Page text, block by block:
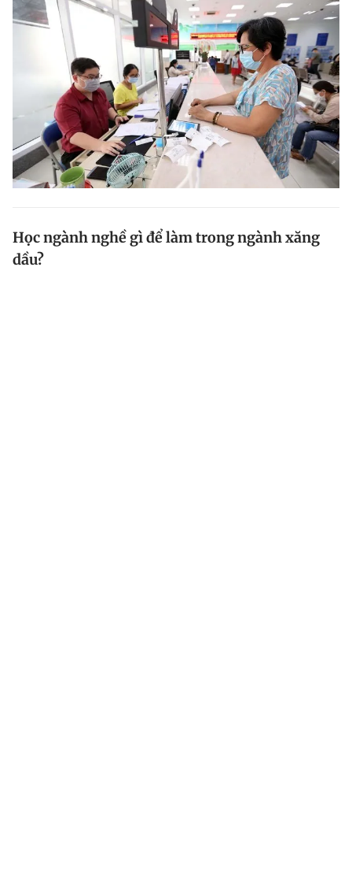
Học ngành nghề gì để làm trong ngành xăng
dầu?